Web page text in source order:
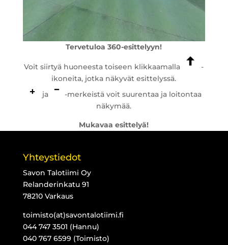
Tervetuloa 360-esittelyyn!
Voit siirtyä huoneesta toiseen klikkaamalla
-
ikoneita, jotka näkyvät esittelyssä.
ja
-merkeistä voit suurentaa ja loitontaa
näkymää.
Mukavaa esittelyä!
Yhteystiedot
Savon Talotiimi Oy
Relanderinkatu 91
78210 Varkaus
toimisto(at)savontalotiimi.fi
044 747 3501 (Hannu)
040 767 6599 (Toimisto)